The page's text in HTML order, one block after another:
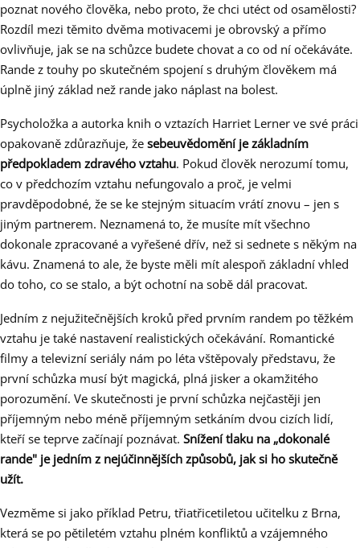
poznat nového člověka, nebo proto, že chci utéct od osamělosti?
Rozdíl mezi těmito dvěma motivacemi je obrovský a přímo
ovlivňuje, jak se na schůzce budete chovat a co od ní očekáváte.
Rande z touhy po skutečném spojení s druhým člověkem má
úplně jiný základ než rande jako náplast na bolest.
Psycholožka a autorka knih o vztazích Harriet Lerner ve své práci
opakovaně zdůrazňuje, že sebeuvědomění je základním
předpokladem zdravého vztahu. Pokud člověk nerozumí tomu,
co v předchozím vztahu nefungovalo a proč, je velmi
pravděpodobné, že se ke stejným situacím vrátí znovu – jen s
jiným partnerem. Neznamená to, že musíte mít všechno
dokonale zpracované a vyřešené dřív, než si sednete s někým na
kávu. Znamená to ale, že byste měli mít alespoň základní vhled
do toho, co se stalo, a být ochotní na sobě dál pracovat.
Jedním z nejužitečnějších kroků před prvním randem po těžkém
vztahu je také nastavení realistických očekávání. Romantické
filmy a televizní seriály nám po léta vštěpovaly představu, že
první schůzka musí být magická, plná jisker a okamžitého
porozumění. Ve skutečnosti je první schůzka nejčastěji jen
příjemným nebo méně příjemným setkáním dvou cizích lidí,
kteří se teprve začínají poznávat. Snížení tlaku na „dokonalé
rande" je jedním z nejúčinnějších způsobů, jak si ho skutečně
užít.
Vezměme si jako příklad Petru, třiatřicetiletou učitelku z Brna,
která se po pětiletém vztahu plném konfliktů a vzájemného